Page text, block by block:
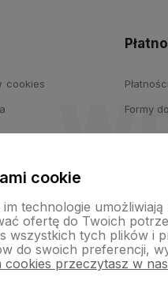
cookies
Formy
cookie
technologie
ofertę do Twoich
wszystkich tych plików i
do swoich preferencji,
cookies przeczytasz w